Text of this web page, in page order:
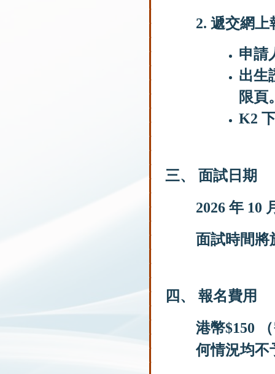
2. 遞交網
申請
出生
限頁
K2
三、 面試日期
2026 年 10
面試時間將
四、 報名費用
港幣$150
何情況均不